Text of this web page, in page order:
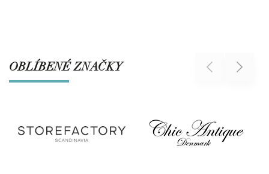
OBLÍBENÉ ZNAČKY Previous Next